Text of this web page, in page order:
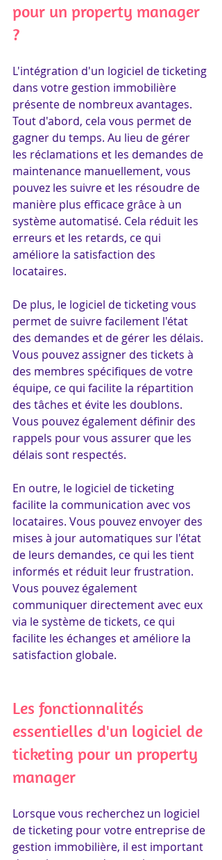
pour un property manager
?
L'intégration d'un logiciel de ticketing
dans votre gestion immobilière
présente de nombreux avantages.
Tout d'abord, cela vous permet de
gagner du temps. Au lieu de gérer
les réclamations et les demandes de
maintenance manuellement, vous
pouvez les suivre et les résoudre de
manière plus efficace grâce à un
système automatisé. Cela réduit les
erreurs et les retards, ce qui
améliore la satisfaction des
locataires.
De plus, le logiciel de ticketing vous
permet de suivre facilement l'état
des demandes et de gérer les délais.
Vous pouvez assigner des tickets à
des membres spécifiques de votre
équipe, ce qui facilite la répartition
des tâches et évite les doublons.
Vous pouvez également définir des
rappels pour vous assurer que les
délais sont respectés.
En outre, le logiciel de ticketing
facilite la communication avec vos
locataires. Vous pouvez envoyer des
mises à jour automatiques sur l'état
de leurs demandes, ce qui les tient
informés et réduit leur frustration.
Vous pouvez également
communiquer directement avec eux
via le système de tickets, ce qui
facilite les échanges et améliore la
satisfaction globale.
Les fonctionnalités
essentielles d'un logiciel de
ticketing pour un property
manager
Lorsque vous recherchez un logiciel
de ticketing pour votre entreprise de
gestion immobilière, il est important